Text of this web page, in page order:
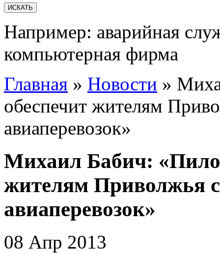
Например: аварийная
компьютерная фирма
Главная » Новости »
обеспечит жителям
авиаперевозок»
Михаил Бабич:
жителям Приволжья
авиаперевозок»
08 Апр 2013